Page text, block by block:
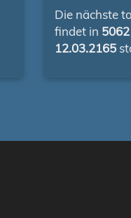
Die nächste
findet in
12.03.2165